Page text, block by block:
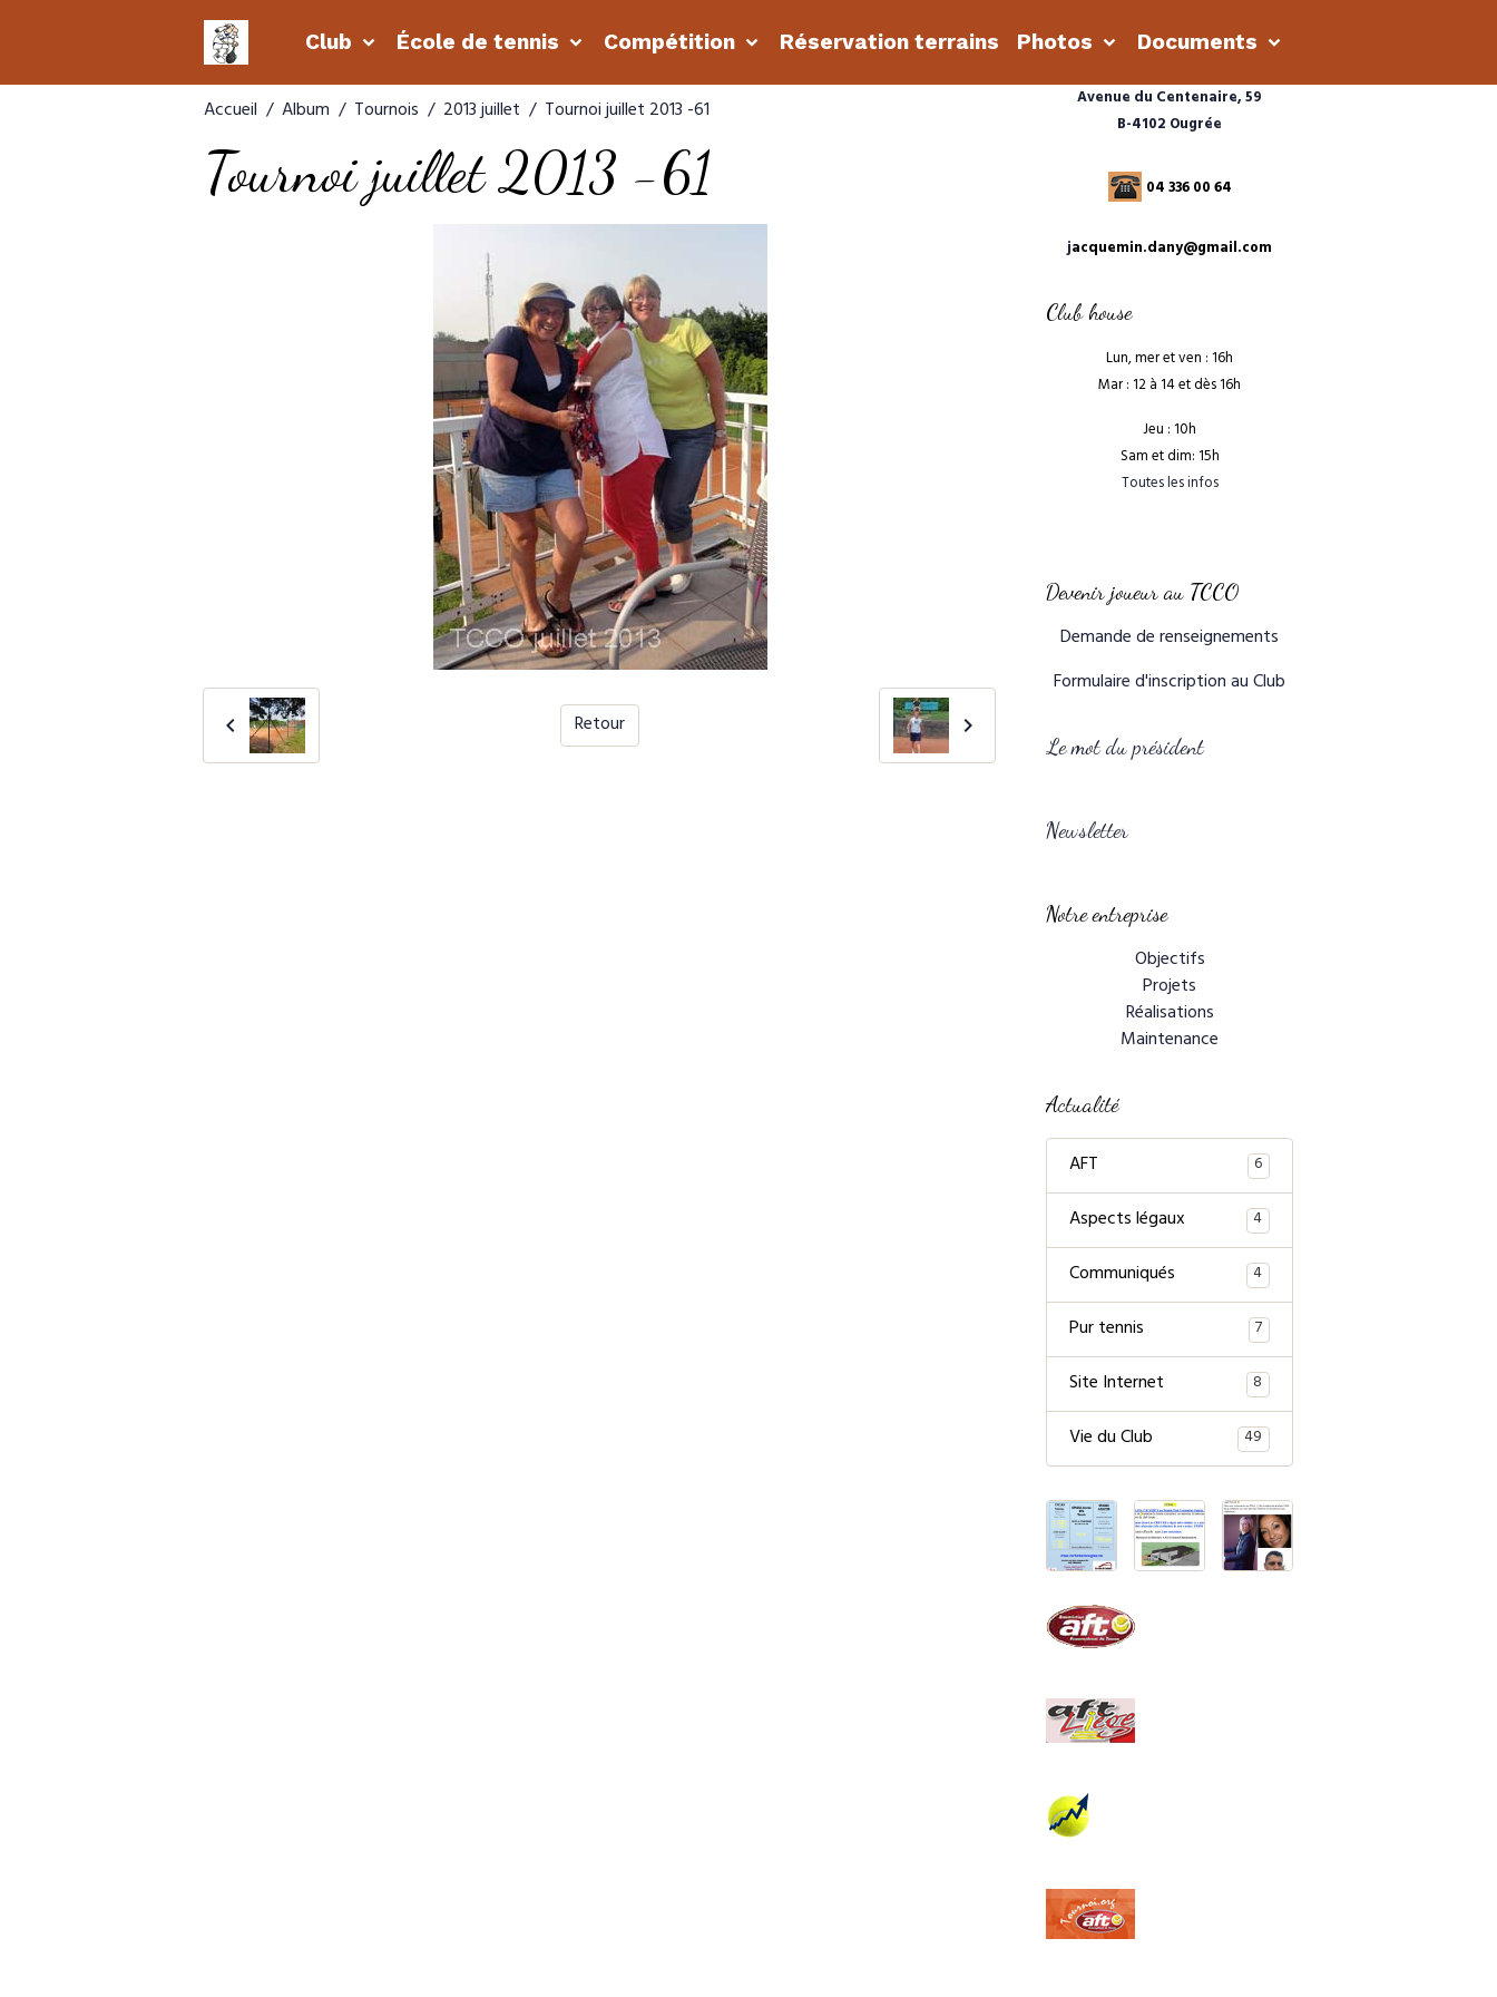
Club École de tennis Compétition Réservation terrains Photos Documents
Accueil Album Tournois 2013 juillet Tournoi juillet 2013 -61
Tournoi juillet 2013 -61
Retour
Avenue du Centenaire, 59
B-4102 Ougrée
04 336 00 64
jacquemin.dany@gmail.com
Club house
Lun, mer et ven : 16h
Mar : 12 à 14 et dès 16h
Jeu : 10h
Sam et dim: 15h
Toutes les infos
Devenir joueur au TCCO
Demande de renseignements
Formulaire d'inscription au Club
Le mot du président
Newsletter
Notre entreprise
Objectifs
Projets
Réalisations
Maintenance
Actualité
AFT 6
Aspects légaux 4
Communiqués 4
Pur tennis 7
Site Internet 8
Vie du Club 49